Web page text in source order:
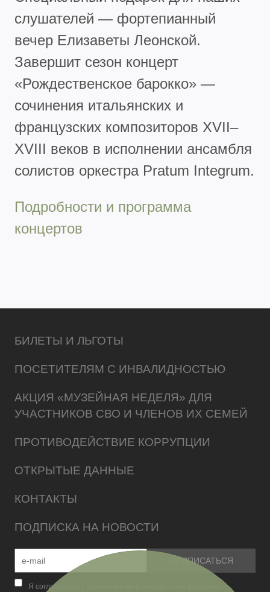
слушателей — фортепианный
вечер Елизаветы Леонской.
Завершит сезон концерт
«Рождественское барокко» —
сочинения итальянских и
французских композиторов XVII–
XVIII веков в исполнении ансамбля
солистов оркестра Pratum Integrum.
Подробности и программа
концертов
БИЛЕТЫ И ЛЬГОТЫ
ПОСЕТИТЕЛЯМ С ИНВАЛИДНОСТЬЮ
АКЦИЯ «МУЗЕЙНАЯ НЕДЕЛЯ» ДЛЯ
УЧАСТНИКОВ СВО И ЧЛЕНОВ ИХ СЕМЕЙ
ПРОТИВОДЕЙСТВИЕ КОРРУПЦИИ
ОТКРЫТЫЕ ДАННЫЕ
КОНТАКТЫ
ПОДПИСКА НА НОВОСТИ
Я согласен(на) с условиями информационной рассылки